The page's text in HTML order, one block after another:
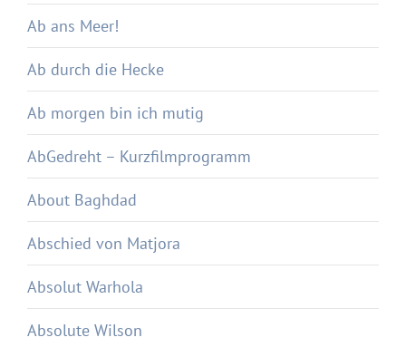
Ab ans Meer!
Ab durch die Hecke
Ab morgen bin ich mutig
AbGedreht – Kurzfilmprogramm
About Baghdad
Abschied von Matjora
Absolut Warhola
Absolute Wilson